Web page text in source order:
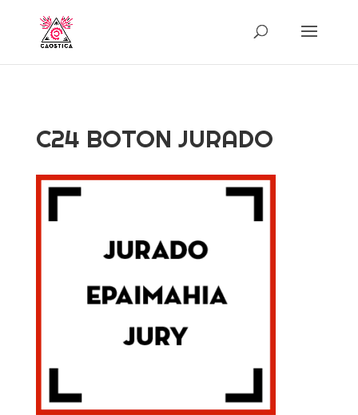
C24 BOTON JURADO